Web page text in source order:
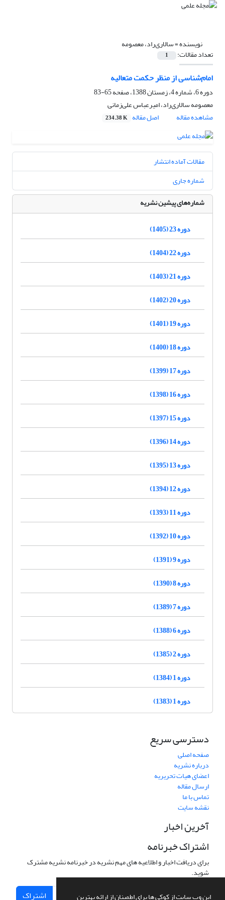
این وب سایت از کوکی ها برای اطمینان از ارائه بهترین
نویسنده =سالاری‌راد، معصومه
تعداد مقالات: 1
امام‌شناسی از منظر حکمت متعالیه
دوره 6، شماره 4، زمستان 1388، صفحه
65-83
معصومه سالاری‌راد، امیرعباس علی‌زمانی
مشاهده مقاله
اصل مقاله 234.38 K
مقالات آماده انتشار
شماره جاری
شماره‌های پیشین نشریه
دوره 23 (1405)
دوره 22 (1404)
دوره 21 (1403)
دوره 20 (1402)
دوره 19 (1401)
دوره 18 (1400)
دوره 17 (1399)
دوره 16 (1398)
دوره 15 (1397)
دوره 14 (1396)
دوره 13 (1395)
دوره 12 (1394)
دوره 11 (1393)
دوره 10 (1392)
دوره 9 (1391)
دوره 8 (1390)
دوره 7 (1389)
دوره 6 (1388)
دوره 2 (1385)
دوره 1 (1384)
دوره 1 (1383)
دسترسی سریع
صفحه اصلی
درباره نشریه
اعضای هیات تحریریه
ارسال مقاله
تماس با ما
نقشه سایت
آخرین اخبار
اشتراک خبرنامه
برای دریافت اخبار و اطلاعیه های مهم نشریه در خبرنامه نشریه مشترک
شوید.
اشتراک